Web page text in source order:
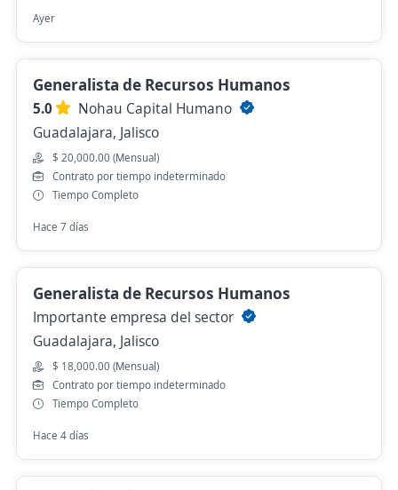
Ayer
Generalista de Recursos Humanos
5.0
Nohau Capital Humano
Guadalajara, Jalisco
$ 20,000.00 (Mensual)
Contrato por tiempo indeterminado
Tiempo Completo
Hace 7 días
Generalista de Recursos Humanos
Importante empresa del sector
Guadalajara, Jalisco
$ 18,000.00 (Mensual)
Contrato por tiempo indeterminado
Tiempo Completo
Hace 4 días